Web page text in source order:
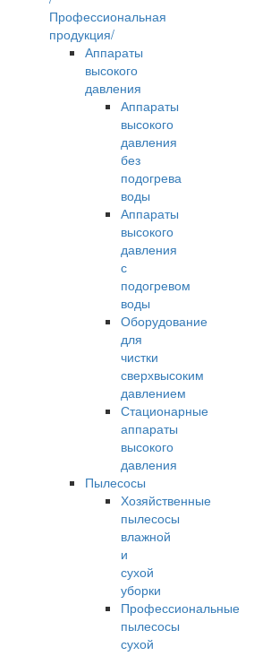
Профессиональная
продукция/
Аппараты
высокого
давления
Аппараты
высокого
давления
без
подогрева
воды
Аппараты
высокого
давления
с
подогревом
воды
Оборудование
для
чистки
сверхвысоким
давлением
Стационарные
аппараты
высокого
давления
Пылесосы
Хозяйственные
пылесосы
влажной
и
сухой
уборки
Профессиональные
пылесосы
сухой